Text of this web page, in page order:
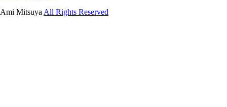
Ami Mitsuya All Rights Reserved